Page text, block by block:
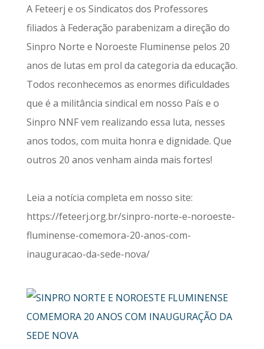
A Feteerj e os Sindicatos dos Professores
filiados à Federação parabenizam a direção do
Sinpro Norte e Noroeste Fluminense pelos 20
anos de lutas em prol da categoria da educação.
Todos reconhecemos as enormes dificuldades
que é a militância sindical em nosso País e o
Sinpro NNF vem realizando essa luta, nesses
anos todos, com muita honra e dignidade. Que
outros 20 anos venham ainda mais fortes!
Leia a notícia completa em nosso site:
https://feteerj.org.br/sinpro-norte-e-noroeste-
fluminense-comemora-20-anos-com-
inauguracao-da-sede-nova/